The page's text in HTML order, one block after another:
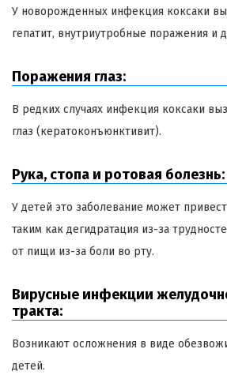
У новорожденных инфекция коксаки
гепатит, внутриутробные поражения и
Поражения глаз:
В редких случаях инфекция коксаки
глаз (кератоконъюнктивит).
Рука, стопа и ротовая болезнь:
У детей это заболевание может
таким как дегидратация из-за
от пищи из-за боли во рту.
Вирусные инфекции
тракта:
Возникают осложнения в виде
детей.